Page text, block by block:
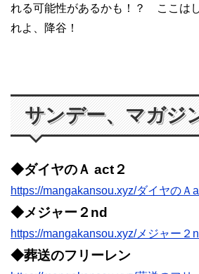
れる可能性があるかも！？ ここは
れよ、降谷！
サンデー、マガジ
◆ダイヤのＡ act２
https://mangakansou.xyz/ダイヤのＡ
◆メジャー２nd
https://mangakansou.xyz/メジャー２
◆葬送のフリーレン